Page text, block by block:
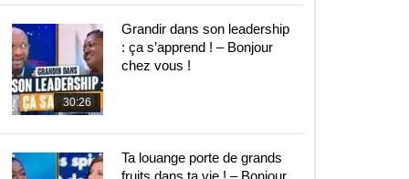
30:26
Grandir dans son leadership
: ça s’apprend ! – Bonjour
chez vous !
Ta louange porte de grands
fruits dans ta vie ! – Bonjour